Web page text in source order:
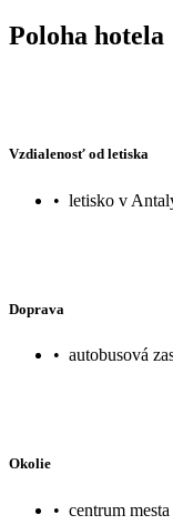
Poloha hotela
Vzdialenosť od letiska
• letisko v
Doprava
• autobusová
Okolie
• centrum